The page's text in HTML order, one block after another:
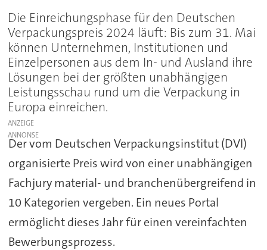
Die Einreichungsphase für den Deutschen
Verpackungspreis 2024 läuft: Bis zum 31. Mai
können Unternehmen, Institutionen und
Einzelpersonen aus dem In- und Ausland ihre
Lösungen bei der größten unabhängigen
Leistungsschau rund um die Verpackung in
Europa einreichen.
ANZEIGE
Der vom Deutschen Verpackungsinstitut (DVI)
organisierte Preis wird von einer unabhängigen
Fachjury material- und branchenübergreifend in
10 Kategorien vergeben. Ein neues Portal
ermöglicht dieses Jahr für einen vereinfachten
Bewerbungsprozess.